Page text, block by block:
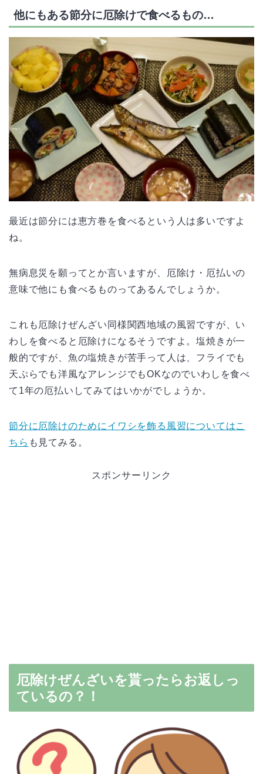
他にもある節分に厄除けで食べるもの…
最近は節分には恵方巻を食べるという人は多いですよ
ね。
無病息災を願ってとか言いますが、厄除け・厄払いの
意味で他にも食べるものってあるんでしょうか。
これも厄除けぜんざい同様関西地域の風習ですが、い
わしを食べると厄除けになるそうですよ。塩焼きが一
般的ですが、魚の塩焼きが苦手って人は、フライでも
天ぷらでも洋風なアレンジでもOKなのでいわしを食べ
て1年の厄払いしてみてはいかがでしょうか。
節分に厄除けのためにイワシを飾る風習についてはこ
ちら も見てみる。
スポンサーリンク
厄除けぜんざいを貰ったらお返しっ
ているの？！